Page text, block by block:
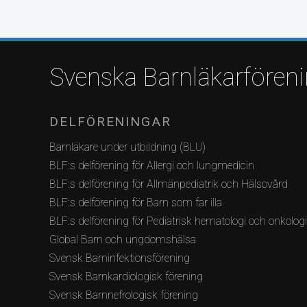
Svenska
DELFÖRENINGAR
Barnläkare under utbildning (BLU)
BLF:s delförening för Allergi och lungmedicin
BLF:s delförening för Allmänpediatrik och Hälsovård
BLF:s delförening för Barn som far illa
BLF:s delförening för Pediatrisk hematologi och
Global Barn och ungdomshälsa
Svensk Barninfektionsförening
Svensk Barnkardiologisk förening
Svensk Barnnefrologisk förening